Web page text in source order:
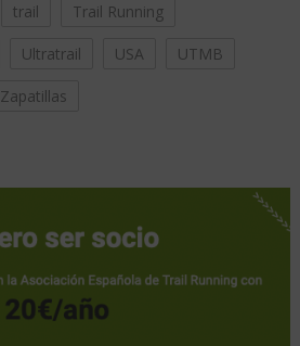
trail Trail Running
Ultratrail USA UTMB
Zapatillas